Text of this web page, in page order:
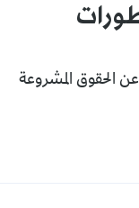
الحقوق المشروعة